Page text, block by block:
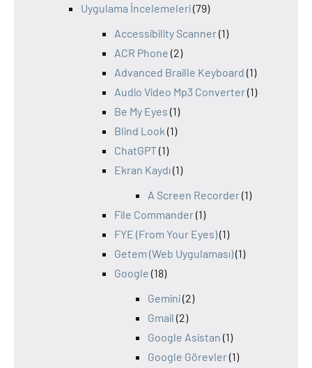
Uygulama İncelemeleri(79)
Accessibility Scanner(1)
ACR Phone (2)
Advanced Braille Keyboard (1)
Audio Video Mp3 Converter(1)
Be My Eyes (1)
Blind Look (1)
ChatGPT(1)
Ekran Kaydı(1)
A Screen Recorder(1)
File Commander(1)
FYE (From Your Eyes)(1)
Getem (Web Uygulaması)(1)
Google (18)
Gemini(2)
Gmail (2)
Google Asistan (1)
Google Görevler(1)